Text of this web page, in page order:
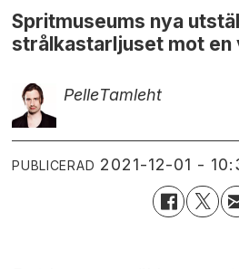
Spritmuseums nya
strålkastarljuset mot en
PelleTamleht
PUBLICERAD 2021-12-01 -